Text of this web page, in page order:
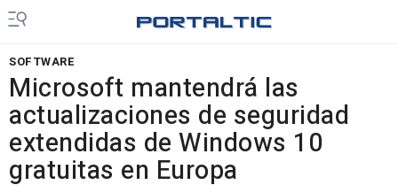
SOFTWARE
Microsoft mantendrá las
actualizaciones de seguridad
extendidas de Windows 10
gratuitas en Europa